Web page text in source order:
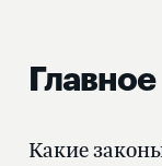
Главное
Какие